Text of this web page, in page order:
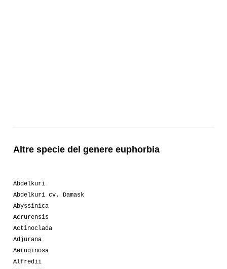
Altre specie del genere euphorbia
Abdelkuri
Abdelkuri cv. Damask
Abyssinica
Acrurensis
Actinoclada
Adjurana
Aeruginosa
Alfredii